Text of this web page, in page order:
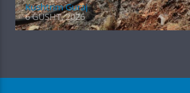
Kushtrim Guraj
6 GUSHT, 2026